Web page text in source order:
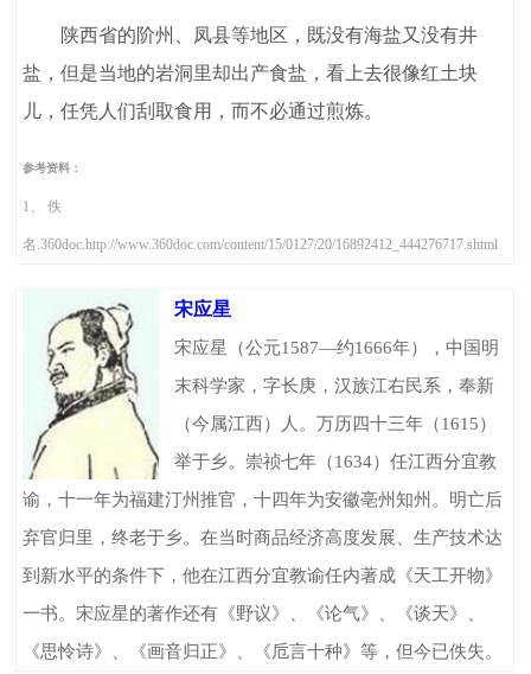
陕西省的阶州、凤县等地区，既没有海盐又没有井
盐，但是当地的岩洞里却出产食盐，看上去很像红土块
儿，任凭人们刮取食用，而不必通过煎炼。
参考资料：
1、 佚
名.360doc.http://www.360doc.com/content/15/0127/20/16892412_444276717.shtml
宋应星
宋应星（公元1587—约1666年），中国明
末科学家，字长庚，汉族江右民系，奉新
（今属江西）人。万历四十三年（1615）
举于乡。崇祯七年（1634）任江西分宜教
谕，十一年为福建汀州推官，十四年为安徽亳州知州。明亡后
弃官归里，终老于乡。在当时商品经济高度发展、生产技术达
到新水平的条件下，他在江西分宜教谕任内著成《天工开物》
一书。宋应星的著作还有《野议》、《论气》、《谈天》、
《思怜诗》、《画音归正》、《卮言十种》等，但今已佚失。